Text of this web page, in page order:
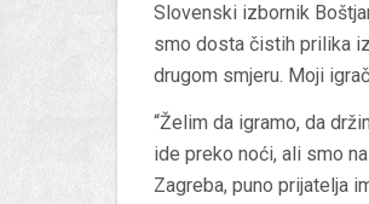
Slovenski izbornik
smo dosta čistih prilika
drugom smjeru. Moji
“Želim da igramo, da
ide preko noći, ali smo
Zagreba, puno prijatelja